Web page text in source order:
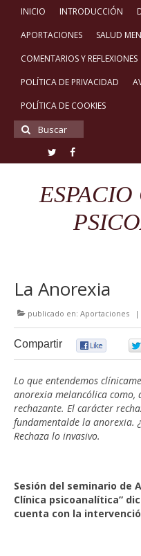
INICIO INTRODUCCIÓN
APORTACIONES
SALUD
COMENTARIOS Y REFLEXIONES
POLÍTICA DE PRIVACIDAD
POLÍTICA DE COOKIES
Buscar
por:
La Anorexia
publicado en: Aportaciones |
Compartir
Lo que entendemos
anorexia melancólica como,
rechazante. El carácter
fundamentalde la anorexia.
Rechaza lo invasivo.
Sesión del seminario de
Clínica psicoanalítica”
cuenta con la